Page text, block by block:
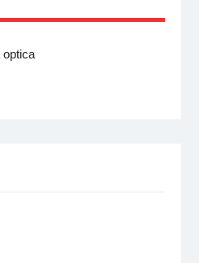
optica